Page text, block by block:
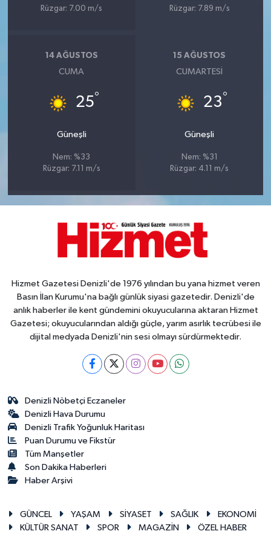
Rüzgar: 7.00 m/s
Rüzgar: 7.89 m/s
14 AĞUSTOS
CUMA
25°
Güneşli
Nem: %33
Rüzgar: 7.11 m/s
15 AĞUSTOS
CUMARTESI
23°
Güneşli
Nem: %31
Rüzgar: 4.11 m/s
Hizmet Gazetesi Denizli'de 1976 yılından bu yana hizmet veren
Basın İlan Kurumu'na bağlı günlük siyasi gazetedir. Denizli'de
anlık haberler ile kent gündemini okuyucularına aktaran Hizmet
Gazetesi; okuyucularından aldığı güçle, yarım asırlık tecrübesi ile
dijital medyada Denizli'nin sesi olmayı sürdürmektedir.
Denizli Nöbetçi Eczaneler
Denizli Hava Durumu
Denizli Trafik Yoğunluk Haritası
Puan Durumu ve Fikstür
Tüm Manşetler
Son Dakika Haberleri
Haber Arşivi
GÜNCEL YAŞAM SİYASET SAĞLIK
EKONOMİ
KÜLTÜR SANAT
SPOR MAGAZİN ÖZEL HABER